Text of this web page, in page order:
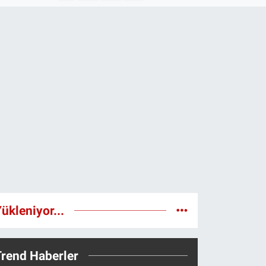
Haberler